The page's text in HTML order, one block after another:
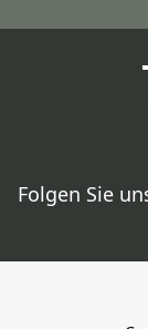
Folgen Sie